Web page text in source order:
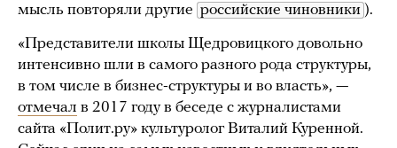
мысль повторяли другие российские чиновники ).
«Представители школы Щедровицкого довольно
интенсивно шли в самого разного рода структуры,
в том числе в бизнес-структуры и во власть», —
отмечал в 2017 году в беседе с журналистами
сайта «Полит.ру» культуролог Виталий Куренной.